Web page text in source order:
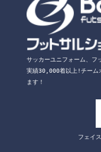
サッカーユニフォーム、フ
実績30,000着以上!チーム
ます！
フェイ